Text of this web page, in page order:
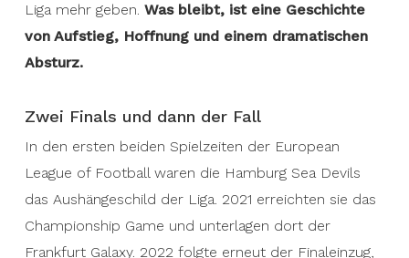
Liga mehr geben. Was bleibt, ist eine Geschichte
von Aufstieg, Hoffnung und einem dramatischen
Absturz.
Zwei Finals und dann der Fall
In den ersten beiden Spielzeiten der European
League of Football waren die Hamburg Sea Devils
das Aushängeschild der Liga. 2021 erreichten sie das
Championship Game und unterlagen dort der
Frankfurt Galaxy. 2022 folgte erneut der Finaleinzug,